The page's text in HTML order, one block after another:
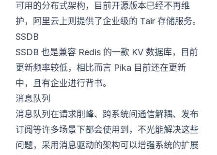
可用的分布式架构，目前开源版本已经不再维
护，阿里云上则提供了企业级的 Tair 存储服务。
SSDB
SSDB 也是兼容 Redis 的一款 KV 数据库，目前
更新频率较低，相比而言 Pika 目前还在更新
中，且有企业进行背书。
消息队列
消息队列在请求削峰、跨系统间通信解耦、发布
订阅等许多场景下都会使用到，不光能解决这些
问题，采用消息驱动的架构可以增强系统的扩展